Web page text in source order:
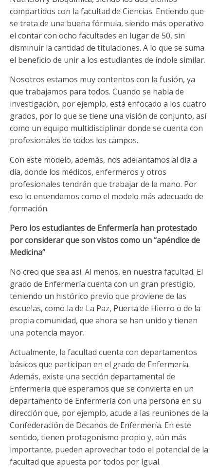
compartidos con la facultad de Ciencias. Entiendo que
se trata de una buena fórmula, siendo más operativo
el contar con ocho facultades en lugar de 50, sin
disminuir la cantidad de titulaciones. A lo que se suma
el beneficio de unir a los estudiantes de índole similar.
Nosotros estamos muy contentos con la fusión, ya
que trabajamos para todos. Cuando se habla de
investigación, por ejemplo, está enfocado a los cuatro
grados, por lo que se tiene una visión de conjunto, así
como un equipo multidisciplinar donde se cuenta con
profesionales de todos los campos.
Con este modelo, además, nos adelantamos al día a
día, donde los médicos, enfermeros y otros
profesionales tendrán que trabajar de la mano. Por
eso lo entendemos como el modelo más adecuado de
formación.
Pero los estudiantes de Enfermería han protestado
por considerar que son vistos como un “apéndice de
Medicina”
No creo que sea así. Al menos, en nuestra facultad. El
grado de Enfermería cuenta con un gran prestigio,
teniendo un histórico previo que proviene de las
escuelas, como la de La Paz, Puerta de Hierro o de la
propia comunidad, que ahora se han unido y tienen
una potencia mayor.
Actualmente, la facultad cuenta con departamentos
básicos que participan en el grado de Enfermería.
Además, existe una sección departamental de
Enfermería que esperamos que se convierta en un
departamento de Enfermería con una persona en su
dirección que, por ejemplo, acude a las reuniones de la
Confederación de Decanos de Enfermería. En este
sentido, tienen protagonismo propio y, aún más
importante, pueden aprovechar todo el potencial de la
facultad que apuesta por todos por igual.